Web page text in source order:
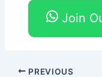
Join
PREVIOUS